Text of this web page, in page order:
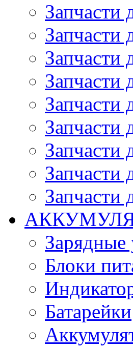
Запчасти
Запчасти
Запчасти
Запчасти
Запчасти
Запчасти
Запчасти
Запчасти
Запчасти
Зарядные
Блоки
Батарейки